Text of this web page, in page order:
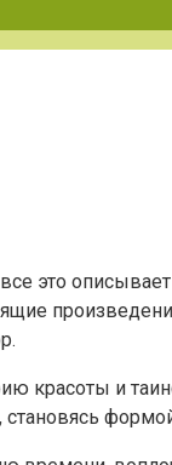
это
красоты и
становясь